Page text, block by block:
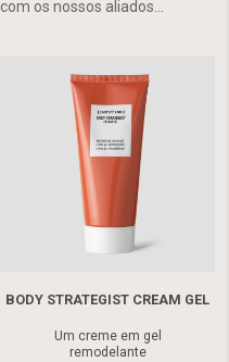
os nossos aliados...
BODY STRATEGIST CREAM GEL
Um creme em gel
remodelante